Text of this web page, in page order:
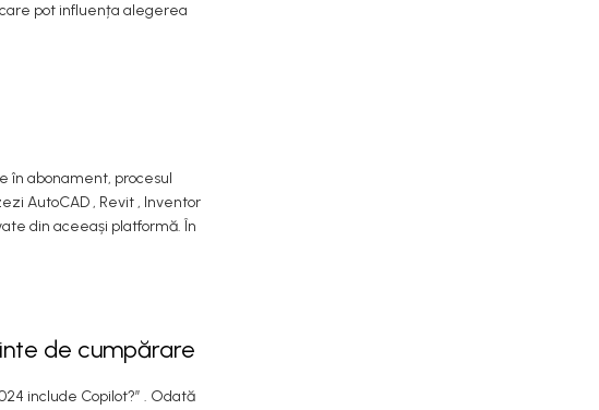
pot influența alegerea
în abonament, procesul
AutoCAD , Revit , Inventor
din aceeași platformă. În
de cumpărare
include Copilot?” . Odată